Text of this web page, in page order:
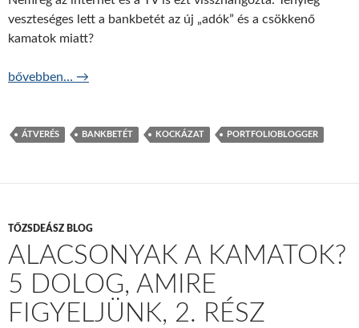
veszteséges lett a bankbetét az új „adók” és a csökkenő
kamatok miatt?
A bankbetét már tényleg veszteséges? És miért nem?
bővebben… →
ÁTVERÉS BANKBETÉT KOCKÁZAT PORTFOLIOBLOGGER
TŐZSDEÁSZ BLOG
ALACSONYAK A KAMATOK?
5 DOLOG, AMIRE
FIGYELJÜNK, 2. RÉSZ